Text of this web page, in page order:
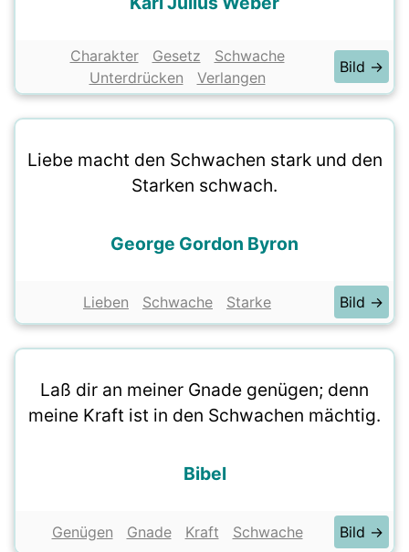
Charakter Gesetz
Schwache
Unterdrücken
Verlangen
Bild →
Liebe macht den Schwachen stark und den
Starken schwach.
George Gordon Byron
Lieben Schwache Starke Bild →
Laß dir an meiner Gnade genügen; denn
meine Kraft ist in den Schwachen mächtig.
Bibel
Genügen Gnade Kraft Schwache Bild →